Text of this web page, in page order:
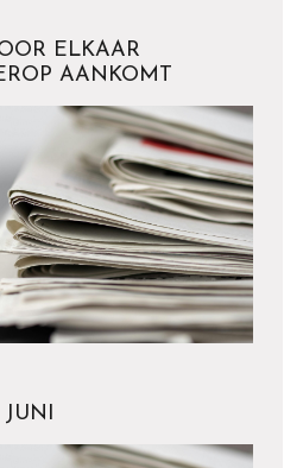
ELKAAR
AANKOMT